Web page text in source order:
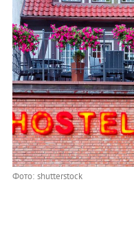
Фото: shutterstock